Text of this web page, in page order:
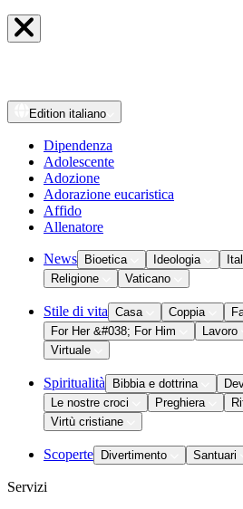
Edition italiano
Dipendenza
Adolescente
Adozione
Adorazione eucaristica
Affido
Allenatore
News Bioetica Ideologia
Religione
Vaticano
Stile di vita Casa Coppia
For Her &#038; For Him
Lavoro
Virtuale
Spiritualità Bibbia e dottrina
Le nostre croci
Preghiera
Virtù cristiane
Scoperte Divertimento Santuari
Servizi